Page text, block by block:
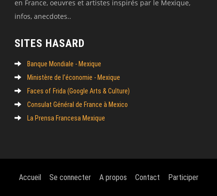
en France, oeuvres et artistes inspirés par le Mexique,
infos, anecdotes..
SITES HASARD
Banque Mondiale - Mexique
Ministère de l’économie - Mexique
Faces of Frida (Google Arts & Culture)
Consulat Général de France à Mexico
La Prensa Francesa Mexique
Accueil Se connecter A propos Contact Participer